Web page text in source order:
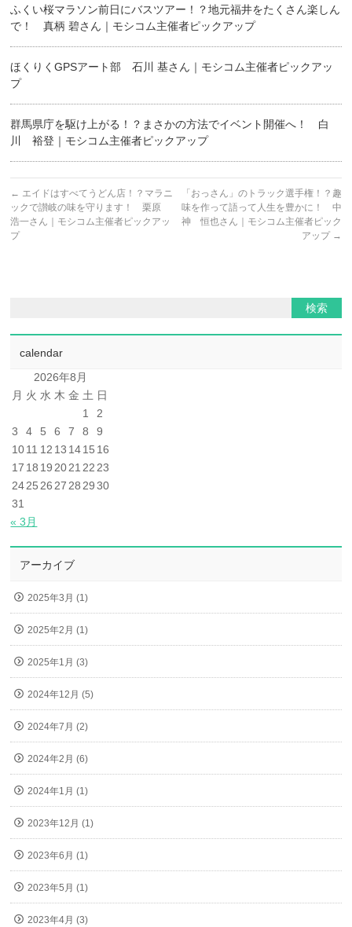
ふくい桜マラソン前日にバスツアー！？地元福井をたくさん楽しん
で！ 真柄 碧さん｜モシコム主催者ピックアップ
ほくりくGPSアート部 石川 基さん｜モシコム主催者ピックアッ
プ
群馬県庁を駆け上がる！？まさかの方法でイベント開催へ！ 白
川 裕登｜モシコム主催者ピックアップ
← エイドはすべてうどん店！？マラニ
ックで讃岐の味を守ります！ 栗原
浩一さん｜モシコム主催者ピックアッ
プ
「おっさん」のトラック選手権！？趣
味を作って語って人生を豊かに！ 中
神 恒也さん｜モシコム主催者ピック
アップ →
calendar
2026年8月
月 火 水 木 金 土 日
1
2
3
4 5 6 7 8
9
1011 12 13 1415 16
17 18 19 2021 22 23
2425 26 27 28 29 30
31
« 3月
アーカイブ
2025年3月 (1)
2025年2月 (1)
2025年1月 (3)
2024年12月 (5)
2024年7月 (2)
2024年2月 (6)
2024年1月 (1)
2023年12月 (1)
2023年6月 (1)
2023年5月 (1)
2023年4月 (3)